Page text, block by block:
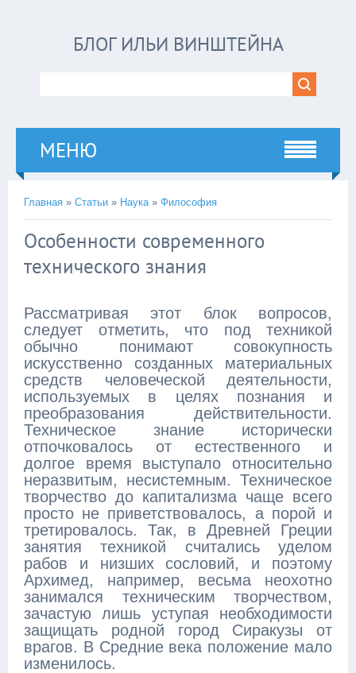
БЛОГ ИЛЬИ ВИНШТЕЙНА
МЕНЮ
Главная » Статьи » Наука» Философия
Особенности современного
технического знания
Рассматривая этот блок вопросов,
следует отметить, что под техникой
обычно понимают совокупность
искусственно созданных материальных
средств человеческой деятельности,
используемых в целях познания и
преобразования действительности.
Техническое знание исторически
отпочковалось от естественного и
долгое время выступало относительно
неразвитым, несистемным. Техническое
творчество до капитализма чаще всего
просто не приветствовалось, а порой и
третировалось. Так, в Древней Греции
занятия техникой считались уделом
рабов и низших сословий, и поэтому
Архимед, например, весьма неохотно
занимался техническим творчеством,
зачастую лишь уступая необходимости
защищать родной город Сиракузы от
врагов. В Средние века положение мало
изменилось.